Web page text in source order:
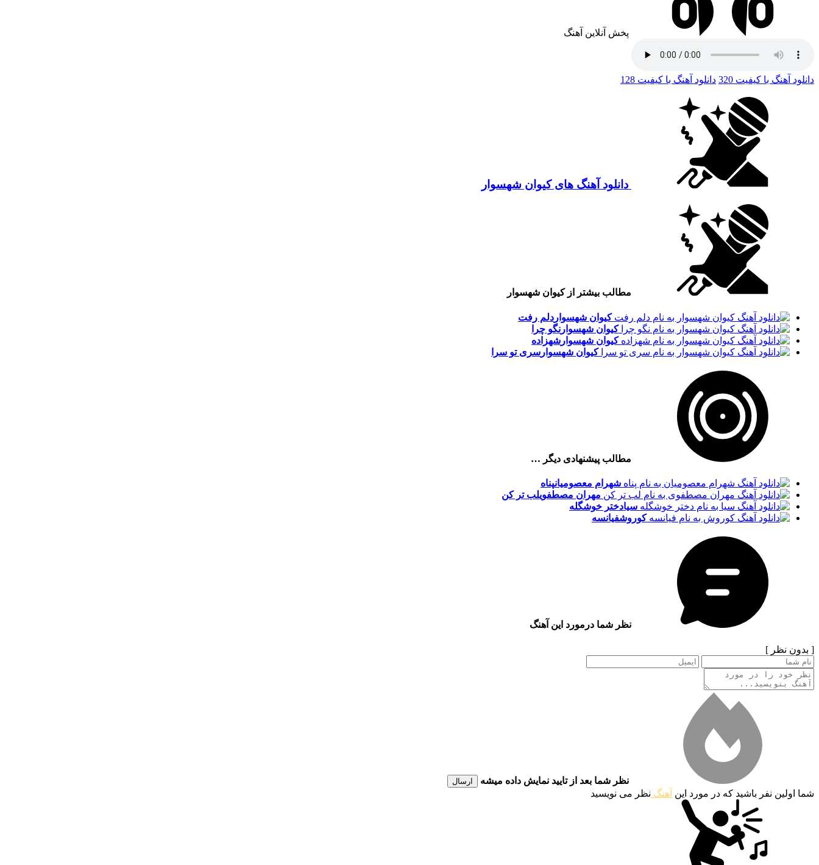
پخش آنلاین آهنگ
دانلود آهنگ با کیفیت 320 دانلود آهنگ با کیفیت 128
دانلود آهنگ های کیوان شهسوار
مطالب بیشتر از کیوان شهسوار
کیوان شهسوار دلم رفت
کیوان شهسوار نگو چرا
کیوان شهسوار شهزاده
کیوان شهسوار سری تو سرا
مطالب پیشنهادی دیگر …
شهرام معصومیانپناه
مهران مصطفویلب تر کن
سیادختر خوشگله
کوروشفیانسه
نظر شما درمورد این آهنگ
[ بدون نظر ]
نظر شما بعد از تایید نمایش داده میشه ارسال
شما اولین نفر باشید که در مورد این آهنگ نظر می نویسید